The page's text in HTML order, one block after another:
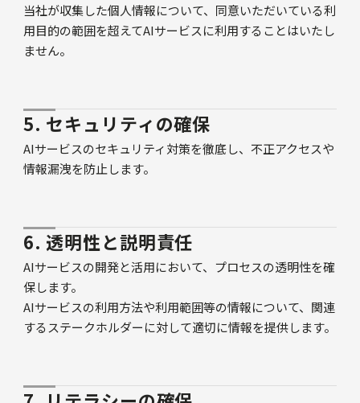
当社が収集した個人情報について、同意いただいている利
用目的の範囲を超えてAIサービスに利用することはいたし
ません。
5. セキュリティの確保
AIサービスのセキュリティ対策を徹底し、不正アクセスや
情報漏洩を防止します。
6. 透明性と説明責任
AIサービスの開発と活用において、プロセスの透明性を確
保します。
AIサービスの利用方法や利用範囲等の情報について、関連
するステークホルダーに対して適切に情報を提供します。